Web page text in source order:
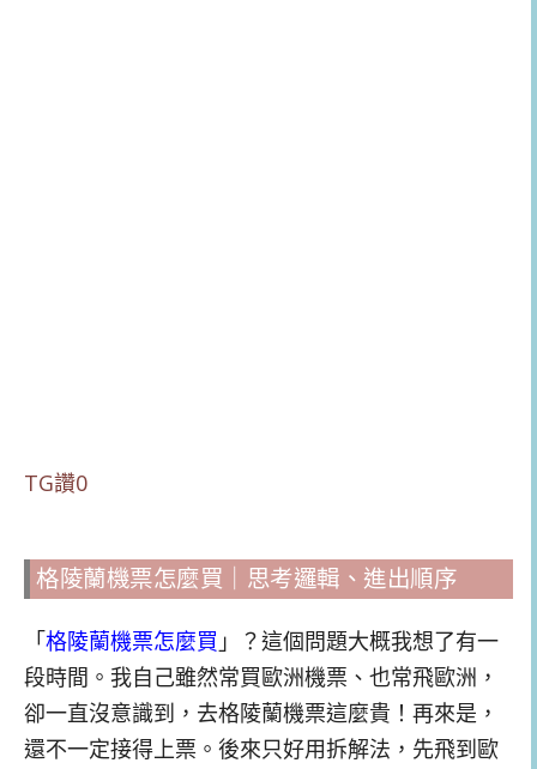
TG讚0
格陵蘭機票怎麼買｜思考邏輯、進出順序
「格陵蘭機票怎麼買 」？這個問題大概我想了有一
段時間。我自己雖然常買歐洲機票、也常飛歐洲，
卻一直沒意識到，去格陵蘭機票這麼貴！再來是，
還不一定接得上票。後來只好用拆解法，先飛到歐